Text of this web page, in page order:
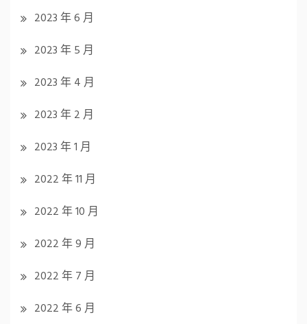
2023 年 6 月
2023 年 5 月
2023 年 4 月
2023 年 2 月
2023 年 1 月
2022 年 11 月
2022 年 10 月
2022 年 9 月
2022 年 7 月
2022 年 6 月